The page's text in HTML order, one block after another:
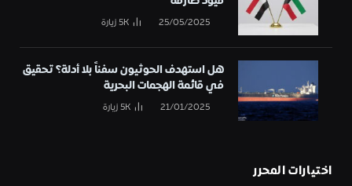
25/05/2025
5Kزيارة
هل استهدف الحوثيون سفناً بلا أدلة؟ تحقيق
في قائمة الهجمات البحرية
21/01/2025
5Kزيارة
اختيارات المحرر